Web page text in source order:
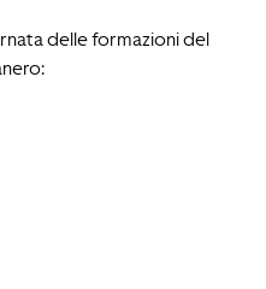
delle formazioni del